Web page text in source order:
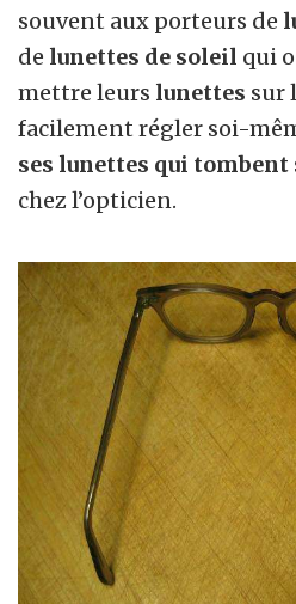
souvent aux porteurs de
de lunettes de soleil qui
mettre leurs lunettes sur
facilement régler soi-
ses lunettes qui tombent
chez l’opticien.